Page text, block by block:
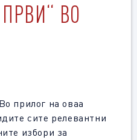
ВО
Во прилог на оваа
сите релевантни
избори за